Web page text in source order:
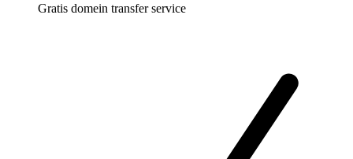
Gratis domein transfer service